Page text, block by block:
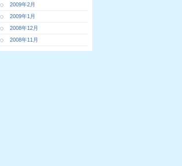
2009年2月
2009年1月
2008年12月
2008年11月